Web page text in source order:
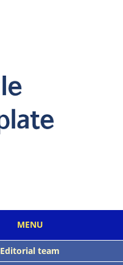
MENU
Editorial team